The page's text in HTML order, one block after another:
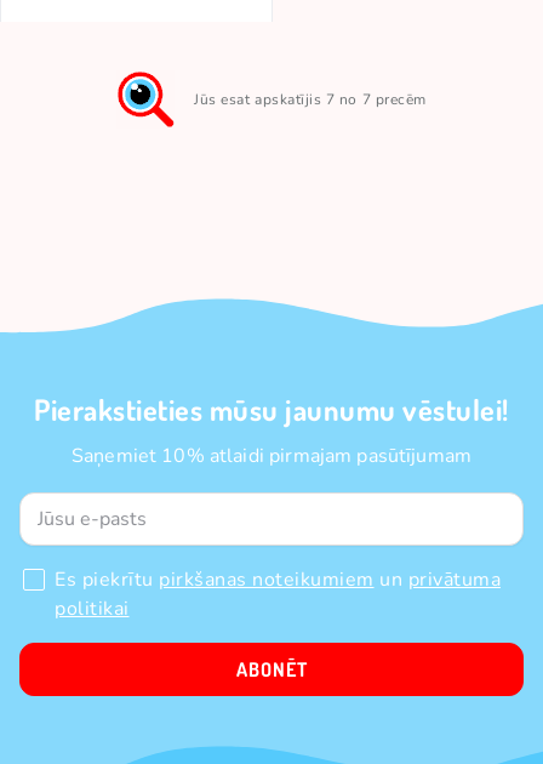
Jūs esat apskatījis 7 no 7 precēm
Pierakstieties mūsu jaunumu vēstulei!
Saņemiet 10% atlaidi pirmajam pasūtījumam
Es piekrītu pirkšanas noteikumiem un privātuma
politikai
ABONĒT